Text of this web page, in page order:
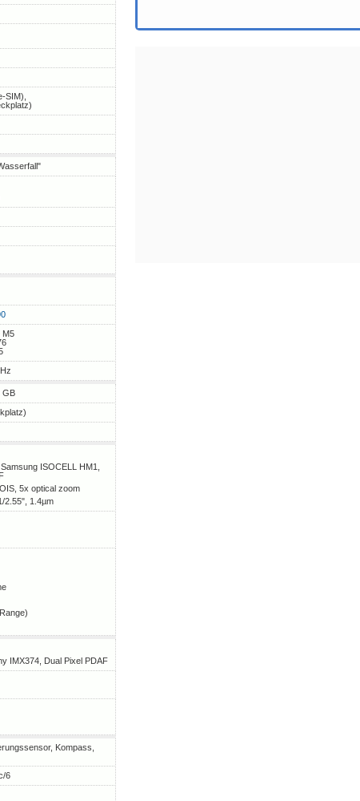
SIM),
M5
GB
ISOCELL HM1,
5x optical zoom
2.55", 1.4µm
IMX374, Dual Pixel PDAF
Kompass,
6